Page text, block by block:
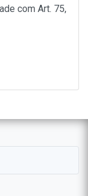
com Art. 75,